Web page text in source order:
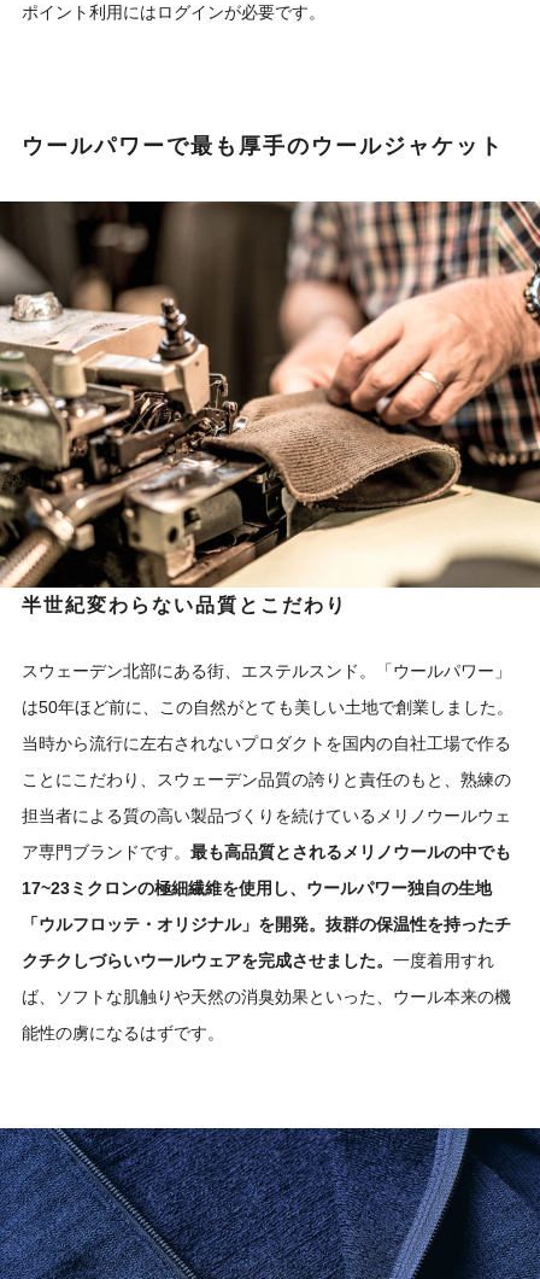
ポイント利用にはログインが必要です。
ウールパワーで最も厚手のウールジャケット
半世紀変わらない品質とこだわり
スウェーデン北部にある街、エステルスンド。「ウールパワー」
は50年ほど前に、この自然がとても美しい土地で創業しました。
当時から流行に左右されないプロダクトを国内の自社工場で作る
ことにこだわり、スウェーデン品質の誇りと責任のもと、熟練の
担当者による質の高い製品づくりを続けているメリノウールウェ
ア専門ブランドです。 最も高品質とされるメリノウールの中でも
17~23ミクロンの極細繊維を使用し、ウールパワー独自の生地
「ウルフロッテ・オリジナル」を開発。抜群の保温性を持ったチ
クチクしづらいウールウェアを完成させました。 一度着用すれ
ば、ソフトな肌触りや天然の消臭効果といった、ウール本来の機
能性の虜になるはずです。